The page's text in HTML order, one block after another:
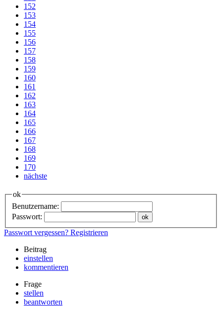
152
153
154
155
156
157
158
159
160
161
162
163
164
165
166
167
168
169
170
nächste
ok
Benutzername:
Passwort:
Passwort vergessen? Registrieren
Beitrag
einstellen
kommentieren
Frage
stellen
beantworten